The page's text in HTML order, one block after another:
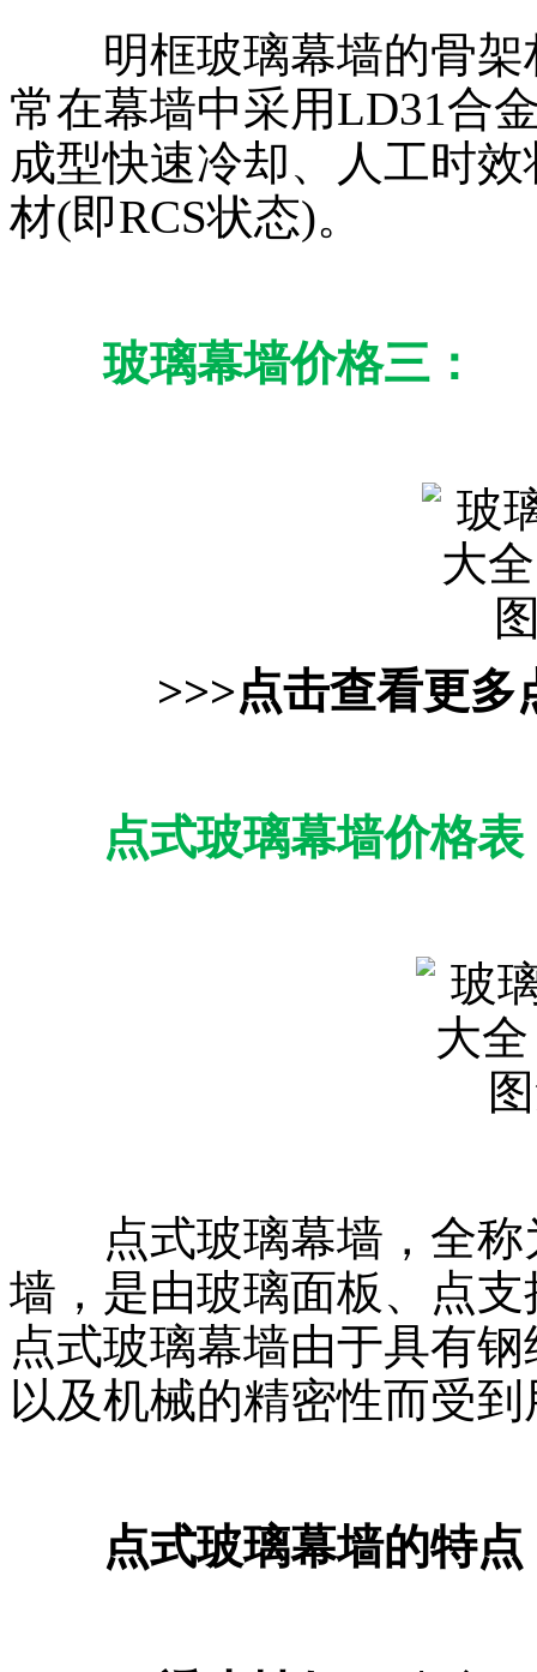
明框玻璃幕墙的骨架
常在幕墙中采用LD31合
成型快速冷却、人工时
材(即RCS状态)。
玻璃幕墙价格三：
>>>点击查看更
点式玻璃幕墙价格表
点式玻璃幕墙，全称
墙，是由玻璃面板、点
点式玻璃幕墙由于具有
以及机械的精密性而受
点式玻璃幕墙的特点